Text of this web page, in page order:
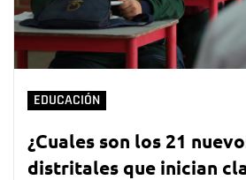
EDUCACIÓN
¿Cuales son los 21
distritales que inician